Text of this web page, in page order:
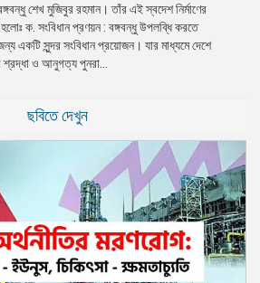
শেখ মুজিবুর রহমান। তাঁর এই স্বদেশ নির্মাণের
হলোঃ ক. সংবিধান প্রণয়ন : বঙ্গবন্ধু উপলব্ধি করতে
একটি সুন্দর সংবিধান প্রয়োজন। যার মাধ্যমে দেশে
ও আনুগত্য পুনরা...
ছবিতে দেখুন